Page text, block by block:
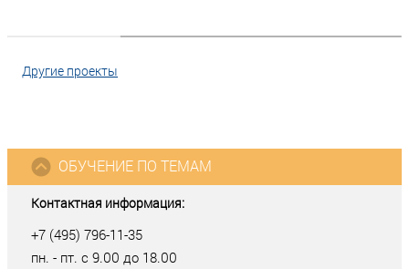
Другие проекты
Контактная информация:
+7 (495) 796-11-35
пн. - пт. с 9.00 до 18.00
ОБУЧЕНИЕ ПО ТЕМАМ